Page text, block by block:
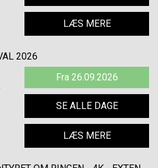
LÆS MERE
2026
Fra 26.09.2026
SE ALLE DAGE
LÆS MERE